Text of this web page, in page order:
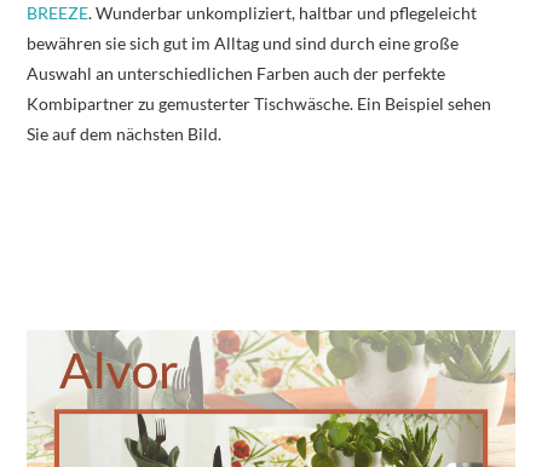
BREEZE. Wunderbar unkompliziert, haltbar und pflegeleicht
bewähren sie sich gut im Alltag und sind durch eine große
Auswahl an unterschiedlichen Farben auch der perfekte
Kombipartner zu gemusterter Tischwäsche. Ein Beispiel sehen
Sie auf dem nächsten Bild.